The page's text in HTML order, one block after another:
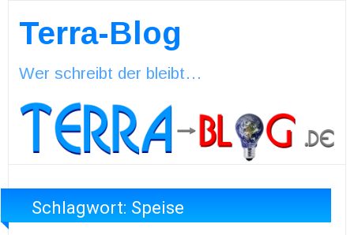
Terra-Blog
Wer schreibt der bleibt…
Schlagwort: Speise